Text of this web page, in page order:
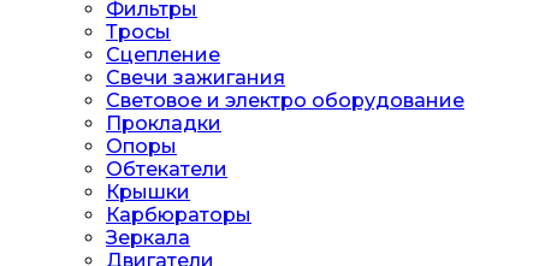
Фильтры
Тросы
Сцепление
Свечи зажигания
Световое и электро оборудование
Прокладки
Опоры
Обтекатели
Крышки
Карбюраторы
Зеркала
Двигатели